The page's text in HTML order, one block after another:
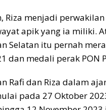
Riza menjadi
apik yang ia miliki.
Selatan itu pernah
dan medali perak PON
Rafi dan Riza dalam
pada 27 Oktober